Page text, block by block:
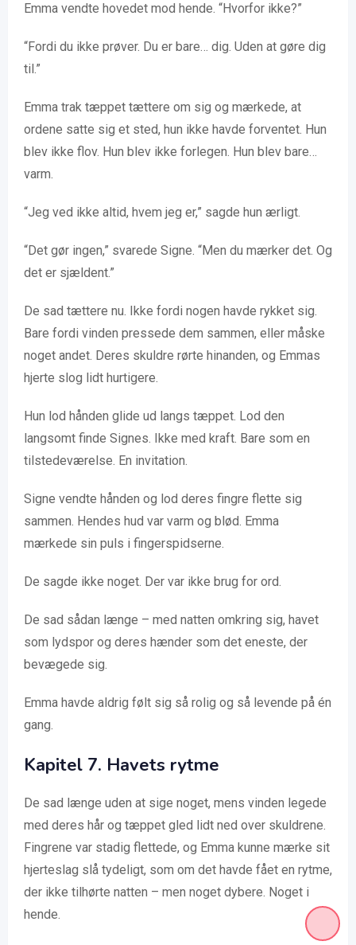
Emma vendte hovedet mod hende. “Hvorfor ikke?”
“Fordi du ikke prøver. Du er bare… dig. Uden at gøre dig
til.”
Emma trak tæppet tættere om sig og mærkede, at
ordene satte sig et sted, hun ikke havde forventet. Hun
blev ikke flov. Hun blev ikke forlegen. Hun blev bare…
varm.
“Jeg ved ikke altid, hvem jeg er,” sagde hun ærligt.
“Det gør ingen,” svarede Signe. “Men du mærker det. Og
det er sjældent.”
De sad tættere nu. Ikke fordi nogen havde rykket sig.
Bare fordi vinden pressede dem sammen, eller måske
noget andet. Deres skuldre rørte hinanden, og Emmas
hjerte slog lidt hurtigere.
Hun lod hånden glide ud langs tæppet. Lod den
langsomt finde Signes. Ikke med kraft. Bare som en
tilstedeværelse. En invitation.
Signe vendte hånden og lod deres fingre flette sig
sammen. Hendes hud var varm og blød. Emma
mærkede sin puls i fingerspidserne.
De sagde ikke noget. Der var ikke brug for ord.
De sad sådan længe – med natten omkring sig, havet
som lydspor og deres hænder som det eneste, der
bevægede sig.
Emma havde aldrig følt sig så rolig og så levende på én
gang.
Kapitel 7. Havets rytme
De sad længe uden at sige noget, mens vinden legede
med deres hår og tæppet gled lidt ned over skuldrene.
Fingrene var stadig flettede, og Emma kunne mærke sit
hjerteslag slå tydeligt, som om det havde fået en rytme,
der ikke tilhørte natten – men noget dybere. Noget i
hende.